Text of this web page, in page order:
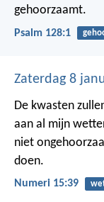
gehoorzaamt.
Psalm 128:1
Zaterdag 8
De kwasten
aan al mijn
niet
doen.
Numeri 15:39